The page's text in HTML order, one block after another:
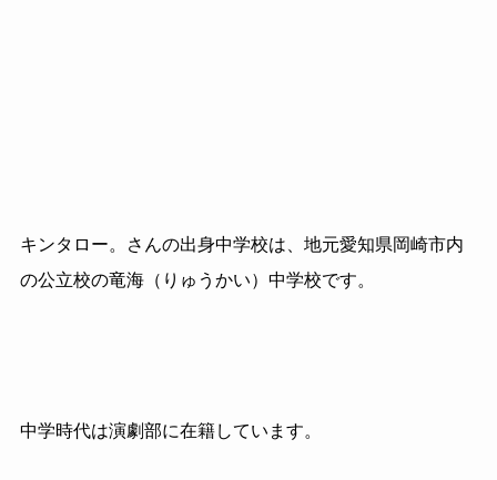
キンタロー。さんの出身中学校は、地元愛知県岡崎市内
の公立校の竜海（りゅうかい）中学校です。
中学時代は演劇部に在籍しています。